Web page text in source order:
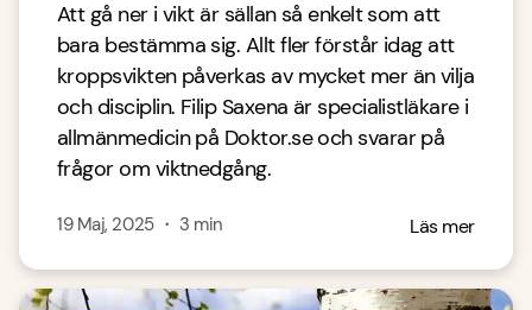
Att gå ner i vikt är sällan så enkelt som att
bara bestämma sig. Allt fler förstår idag att
kroppsvikten påverkas av mycket mer än vilja
och disciplin. Filip Saxena är specialistläkare i
allmänmedicin på Doktor.se och svarar på
frågor om viktnedgång.
19 Maj, 2025・ 3 min Läs mer